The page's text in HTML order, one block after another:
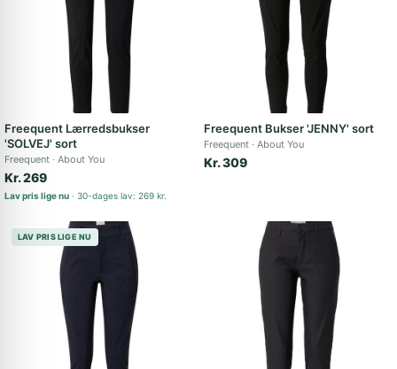
Freequent Lærredsbukser
'SOLVEJ' sort
Freequent About You
Kr. 269
Lav pris lige nu 30-dages lav: 269 kr.
Freequent Bukser 'JENNY' sort
Freequent About You
Kr. 309
LAV PRIS LIGE NU